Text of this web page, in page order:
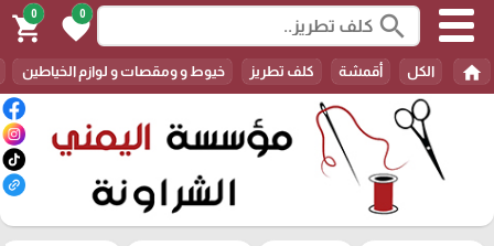
search
0
favorite
0
shopping_cart
home الكل أقمشة كلف تطريز خيوط و ومقصات و لوازم الخياطين